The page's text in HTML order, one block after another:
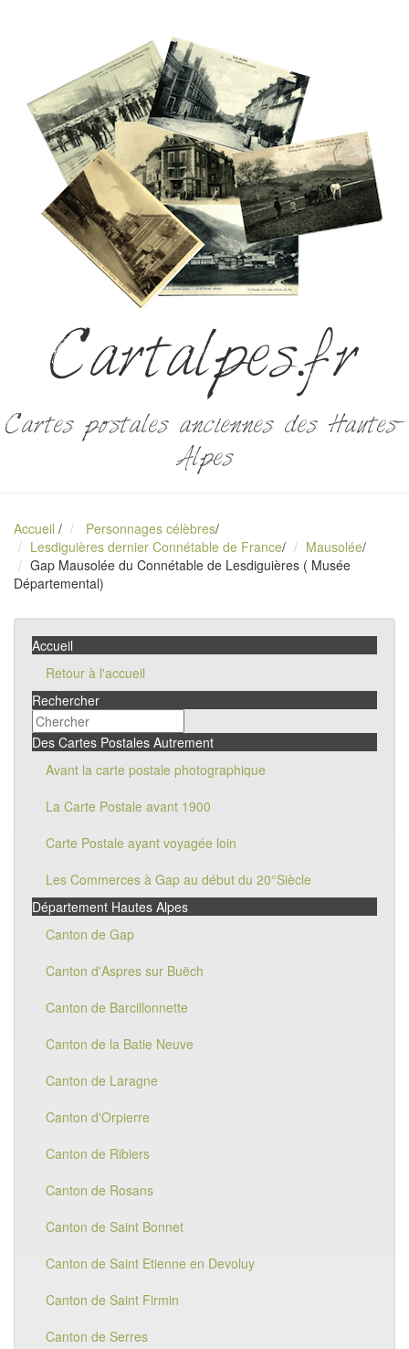
Cartalpes.fr
Cartes postales anciennes des Hautes-
Alpes
Accueil / Personnages célèbres/
Lesdiguières dernier Connétable de France/ Mausolée/
Gap Mausolée du Connétable de Lesdiguières ( Musée
Départemental)
Accueil
Retour à l'accueil
Rechercher
Des Cartes Postales Autrement
Avant la carte postale photographique
La Carte Postale avant 1900
Carte Postale ayant voyagée loin
Les Commerces à Gap au début du 20°Siècle
Département Hautes Alpes
Canton de Gap
Canton d'Aspres sur Buëch
Canton de Barcillonnette
Canton de la Batie Neuve
Canton de Laragne
Canton d'Orpierre
Canton de Ribiers
Canton de Rosans
Canton de Saint Bonnet
Canton de Saint Etienne en Devoluy
Canton de Saint Firmin
Canton de Serres